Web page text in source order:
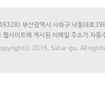
부산광역시 사하구 낙동대
웹사이트에 게시된 이메일 주소가 자
2016, Saha-gu. All